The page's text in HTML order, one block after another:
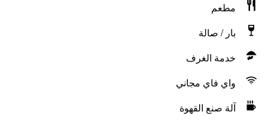
مطعم
بار / صالة
خدمة الغرف
واي فاي مجاني
آلة صنع القهوة